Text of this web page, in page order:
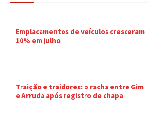
Emplacamentos de veículos cresceram
10% em julho
Traição e traidores: o racha entre Gim
e Arruda após registro de chapa